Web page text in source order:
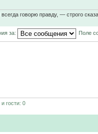
всегда говорю правду, — строго
за: Поле
и гости: 0